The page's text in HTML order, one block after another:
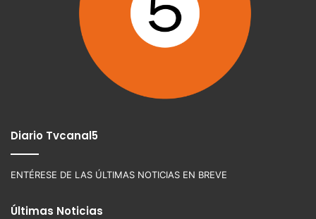
Diario Tvcanal5
ENTÉRESE DE LAS ÚLTIMAS NOTICIAS EN BREVE
Últimas Noticias